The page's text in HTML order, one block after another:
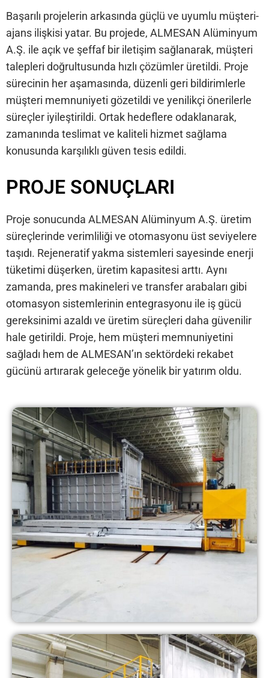
Başarılı projelerin arkasında güçlü ve uyumlu müşteri-
ajans ilişkisi yatar. Bu projede, ALMESAN Alüminyum
A.Ş. ile açık ve şeffaf bir iletişim sağlanarak, müşteri
talepleri doğrultusunda hızlı çözümler üretildi. Proje
sürecinin her aşamasında, düzenli geri bildirimlerle
müşteri memnuniyeti gözetildi ve yenilikçi önerilerle
süreçler iyileştirildi. Ortak hedeflere odaklanarak,
zamanında teslimat ve kaliteli hizmet sağlama
konusunda karşılıklı güven tesis edildi.
PROJE SONUÇLARI
Proje sonucunda ALMESAN Alüminyum A.Ş. üretim
süreçlerinde verimliliği ve otomasyonu üst seviyelere
taşıdı. Rejeneratif yakma sistemleri sayesinde enerji
tüketimi düşerken, üretim kapasitesi arttı. Aynı
zamanda, pres makineleri ve transfer arabaları gibi
otomasyon sistemlerinin entegrasyonu ile iş gücü
gereksinimi azaldı ve üretim süreçleri daha güvenilir
hale getirildi. Proje, hem müşteri memnuniyetini
sağladı hem de ALMESAN’ın sektördeki rekabet
gücünü artırarak geleceğe yönelik bir yatırım oldu.